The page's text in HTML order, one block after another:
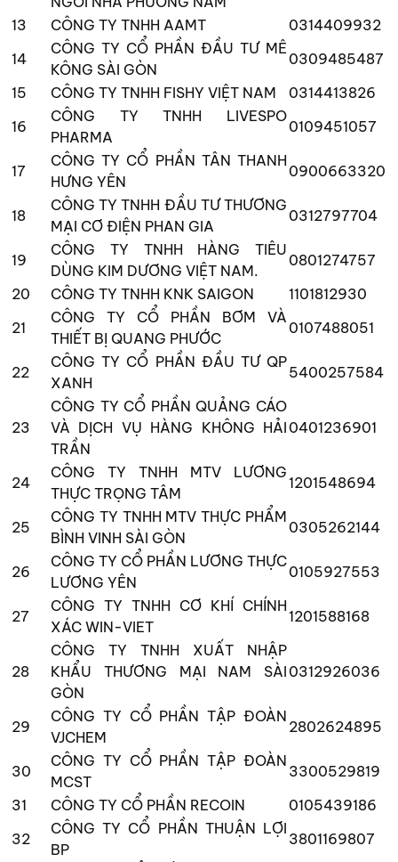
13
CÔNG TY TNHH AAMT
0314409932
14
CÔNG TY CỔ PHẦN ĐẦU TƯ MÊ
KÔNG SÀI GÒN
0309485487
15
CÔNG TY TNHH FISHY VIỆT NAM
0314413826
16
CÔNG TY TNHH LIVESPO
PHARMA
0109451057
17
CÔNG TY CỔ PHẦN TÂN THANH
HƯNG YÊN
0900663320
18
CÔNG TY TNHH ĐẦU TƯ THƯƠNG
MẠI CƠ ĐIỆN PHAN GIA
0312797704
19
CÔNG TY TNHH HÀNG TIÊU
DÙNG KIM DƯƠNG VIỆT NAM.
0801274757
20
CÔNG TY TNHH KNK SAIGON
1101812930
21
CÔNG TY CỔ PHẦN BƠM VÀ
THIẾT BỊ QUANG PHƯỚC
0107488051
22
CÔNG TY CỔ PHẦN ĐẦU TƯ QP
XANH
5400257584
23
CÔNG TY CỔ PHẦN QUẢNG CÁO
VÀ DỊCH VỤ HÀNG KHÔNG HẢI
TRẦN
0401236901
24
CÔNG TY TNHH MTV LƯƠNG
THỰC TRỌNG TÂM
1201548694
25
CÔNG TY TNHH MTV THỰC PHẨM
BÌNH VINH SÀI GÒN
0305262144
26
CÔNG TY CỔ PHẦN LƯƠNG THỰC
LƯƠNG YÊN
0105927553
27
CÔNG TY TNHH CƠ KHÍ CHÍNH
XÁC WIN-VIET
1201588168
28
CÔNG TY TNHH XUẤT NHẬP
KHẨU THƯƠNG MẠI NAM SÀI
GÒN
0312926036
29
CÔNG TY CỔ PHẦN TẬP ĐOÀN
VJCHEM
2802624895
30
CÔNG TY CỔ PHẦN TẬP ĐOÀN
MCST
3300529819
31
CÔNG TY CỔ PHẦN RECOIN
0105439186
32
CÔNG TY CỔ PHẦN THUẬN LỢI
BP
3801169807